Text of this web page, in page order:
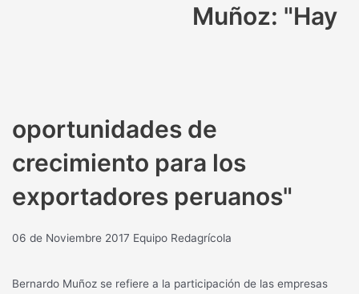
Muñoz: "Hay
oportunidades de
crecimiento para los
exportadores peruanos"
06 de Noviembre 2017 Equipo Redagrícola
Bernardo Muñoz se refiere a la participación de las empresas